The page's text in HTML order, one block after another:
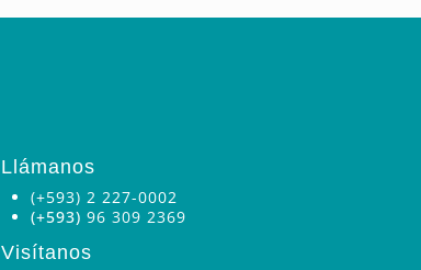
Llámanos
(+593) 2 227-0002
(+593) 96 309 2369
Visítanos